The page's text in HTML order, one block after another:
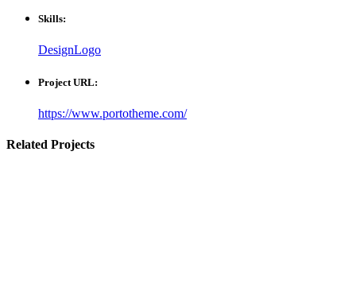
Skills:
DesignLogo
Project URL:
https://www.portotheme.com/
Related Projects